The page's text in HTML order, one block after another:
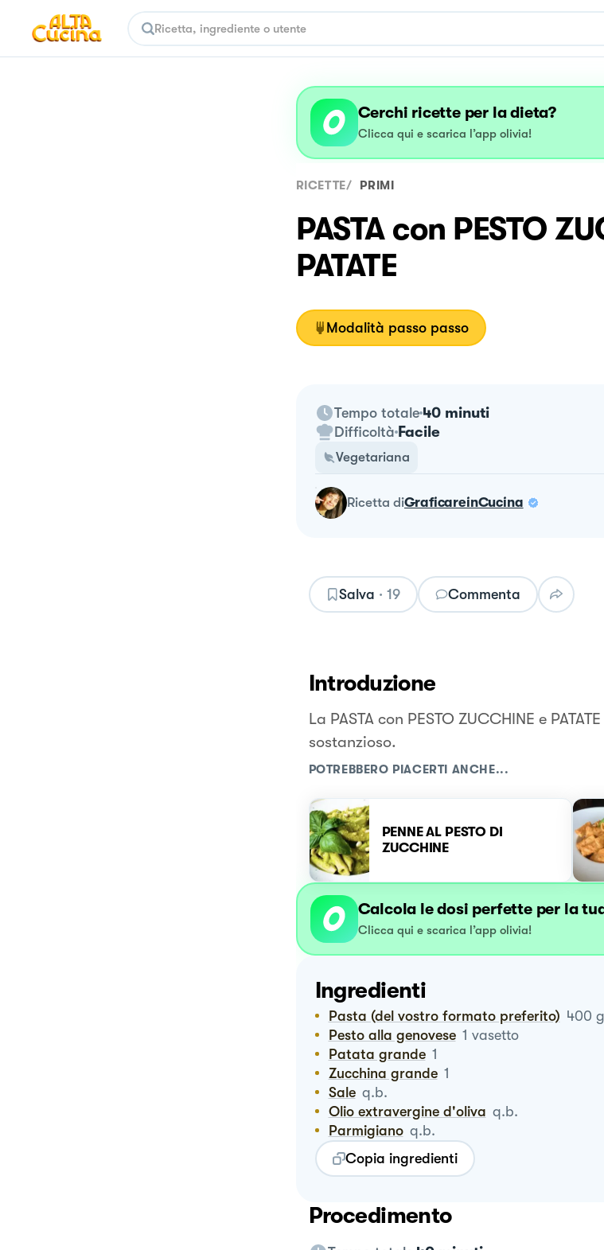
Cerchi ricette per la dieta?
Clicca qui e scarica l’app olivia!
RICETTE/ PRIMI
PASTA con PESTO
PATATE
Modalità passo passo
Tempo totale 40 minuti
Difficoltà Facile
Vegetariana
ricetta diGraficareinCucina
Salva · 19 Commenta
Introduzione
La PASTA con PESTO ZUCCHINE e
sostanzioso.
POTREBBERO PIACERTI ANCHE...
PENNE AL PESTO DI
ZUCCHINE
Calcola le dosi perfette per la
Clicca qui e scarica l’app olivia!
Ingredienti
Pasta (del vostro formato preferito) 400 g
Pesto alla genovese 1 vasetto
Patata grande 1
Zucchina grande 1
Sale q.b.
Olio extravergine d'oliva q.b.
Parmigiano q.b.
Copia ingredienti
Procedimento